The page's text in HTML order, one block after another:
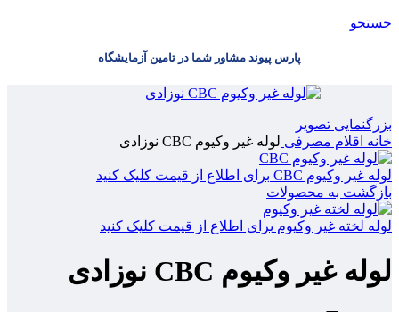
جستجو
پارس پیوند مشاور شما در تامین آزمایشگاه
بزرگنمایی تصویر
خانه اقلام مصرفی لوله غیر وکیوم CBC نوزادی
لوله غیر وکیوم CBC
برای اطلاع از قیمت کلیک کنید
بازگشت به محصولات
لوله لخته غیر وکیوم برای اطلاع از قیمت کلیک کنید
لوله غیر وکیوم CBC نوزادی